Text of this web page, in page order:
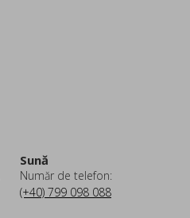
Sună
Număr de telefon:
(+40) 799 098 088